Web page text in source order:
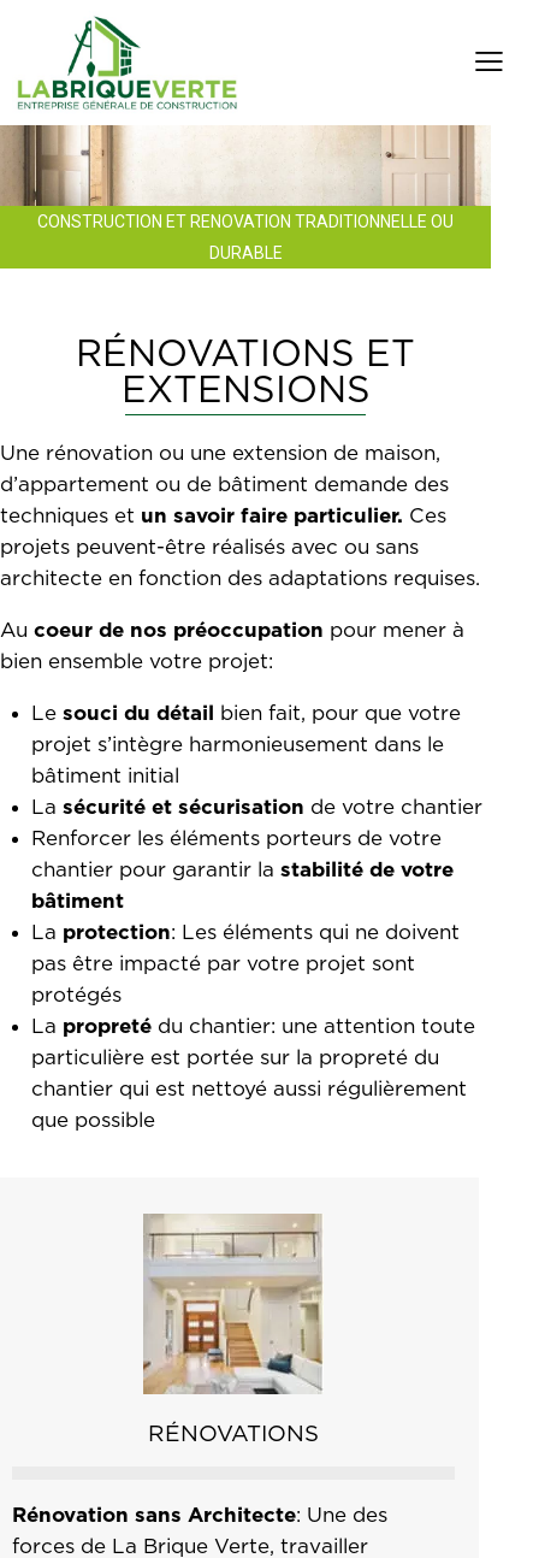
CONSTRUCTION ET RENOVATION TRADITIONNELLE OU
DURABLE
RÉNOVATIONS ET
EXTENSIONS
Une rénovation ou une extension de maison,
d’appartement ou de bâtiment demande des
techniques et un savoir faire particulier. Ces
projets peuvent-être réalisés avec ou sans
architecte en fonction des adaptations requises.
Au coeur de nos préoccupation pour mener à
bien ensemble votre projet:
Le souci du détail
bien fait, pour que votre
projet s’intègre harmonieusement dans le
bâtiment initial
La sécurité et sécurisation de votre chantier
Renforcer les éléments porteurs de votre
chantier pour garantir la stabilité de votre
bâtiment
La protection: Les éléments qui ne doivent
pas être impacté par votre projet sont
protégés
La propretédu chantier: une attention toute
particulière est portée sur la propreté du
chantier qui est nettoyé aussi régulièrement
que possible
RÉNOVATIONS
Rénovation sans Architecte: Une des
forces de La Brique Verte, travailler